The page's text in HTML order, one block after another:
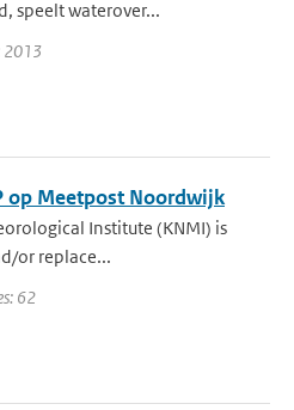
speelt waterover...
2013
op Meetpost Noordwijk
Institute (KNMI) is
or replace...
62